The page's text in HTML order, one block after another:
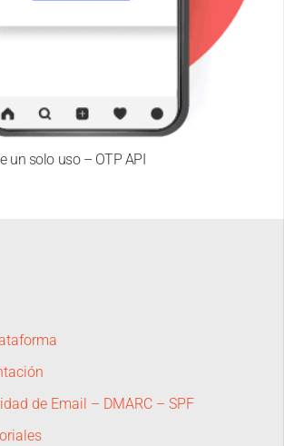
un solo uso – OTP API
de Email – DMARC – SPF